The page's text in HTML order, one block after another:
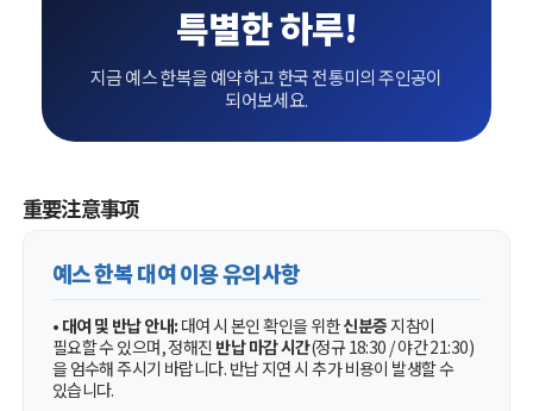
특별한 하루!
지금 예스 한복을 예약하고 한국 전통미의 주인공이
되어보세요.
重要注意事项
예스 한복 대여 이용 유의사항
• 대여 및 반납 안내: 대여 시 본인 확인을 위한신분증지참이
필요할 수 있으며, 정해진 반납 마감 시간(정규 18:30 / 야간 21:30)
을 엄수해 주시기 바랍니다. 반납 지연 시 추가 비용이 발생할 수
있습니다.